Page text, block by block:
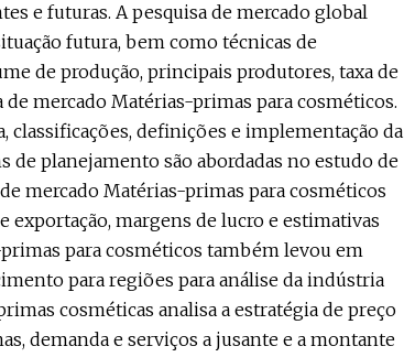
e futuras. A pesquisa de mercado global
futura, bem como técnicas de
de produção, principais produtores, taxa de
mercado Matérias-primas para cosméticos.
definições e implementação da
de planejamento são abordadas no estudo de
mercado Matérias-primas para cosméticos
exportação, margens de lucro e estimativas
para cosméticos também levou em
para regiões para análise da indústria
cosméticas analisa a estratégia de preço
demanda e serviços a jusante e a montante